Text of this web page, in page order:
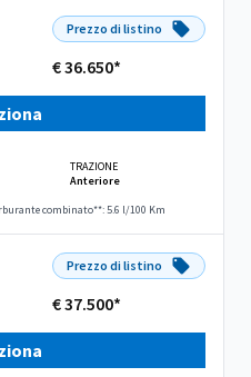
Prezzo di listino
€ 36.650*
TRAZIONE
Anteriore
combinato**: 5.6 l/100 Km
Prezzo di listino
€ 37.500*